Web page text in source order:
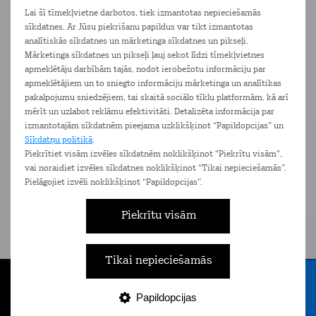
Lai šī tīmekļvietne darbotos, tiek izmantotas nepieciešamās
sīkdatnes. Ar Jūsu piekrišanu papildus var tikt izmantotas
analītiskās sīkdatnes un mārketinga sīkdatnes un pikseļi.
Mārketinga sīkdatnes un pikseļi ļauj sekot līdzi tīmekļvietnes
apmeklētāju darbībām tajās, nodot ierobežotu informāciju par
apmeklētājiem un to sniegto informāciju mārketinga un analītikas
pakalpojumu sniedzējiem, tai skaitā sociālo tīklu platformām, kā arī
mērīt un uzlabot reklāmu efektivitāti. Detalizēta informācija par
izmantotajām sīkdatnēm pieejama uzklikšķinot “Papildopcijas” un
Sīkdatņu politikā.
Piekrītiet visām izvēles sīkdatnēm noklikšķinot "Piekrītu visām",
vai noraidiet izvēles sīkdatnes noklikšķinot “Tikai nepieciešamās”.
Pielāgojiet izvēli noklikšķinot “Papildopcijas”.
Piekrītu visām
Tikai nepieciešamās
Papildopcijas
E-veikals
Vairāk informācijas par piegādes iespējām meklē
Ierīces Pakalpojumi Komplimenti
Tarifu plāns Bizness
Eiropa 1,5 GB
Bezlimita zvani un SMS Latvijā un